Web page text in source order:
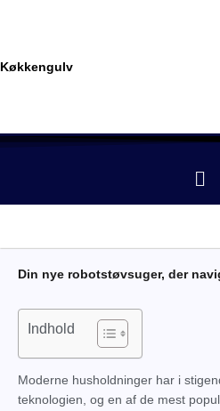
Køkkengulv
Din nye robotstøvsuger, der
Indhold
Moderne husholdninger har i
teknologien, og en af de mest